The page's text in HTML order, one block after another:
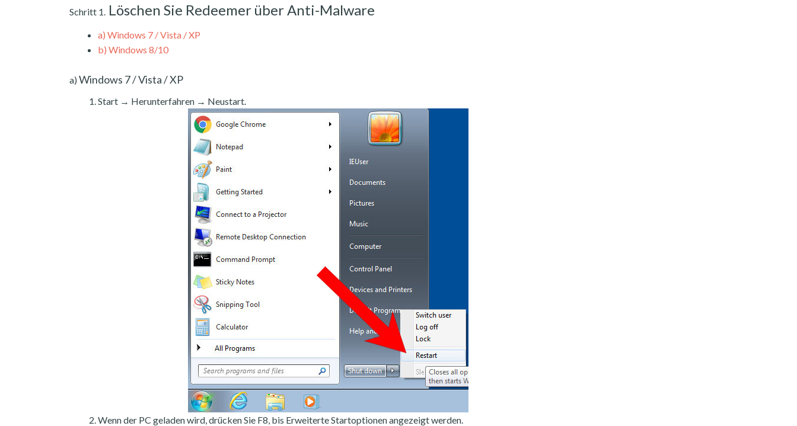
Schritt 1. Löschen Sie Redeemer über Anti-Malware
a) Windows 7 / Vista / XP
b) Windows 8/10
a) Windows 7 / Vista / XP
Start → Herunterfahren → Neustart.
Wenn der PC geladen wird, drücken Sie F8, bis Erweiterte Startoptionen angezeigt werden.